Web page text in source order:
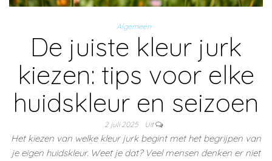
Algemeen
De juiste kleur jurk
kiezen: tips voor elke
huidskleur en seizoen
2 juli 2025 Uit
Het kiezen van welke kleur jurk begint met het begrijpen van
je eigen huidskleur. Weet je dat? Veel mensen denken er niet